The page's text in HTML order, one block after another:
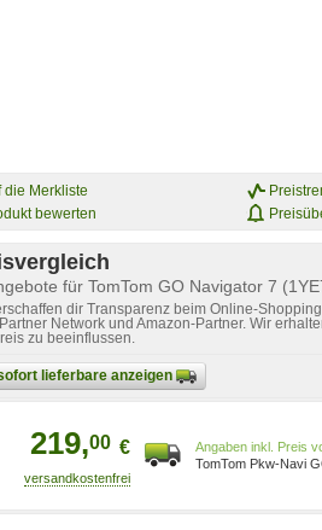
die Merkliste
bewerten
für TomTom GO Navigator 7
dir Transparenz beim Online-
Network und Amazon-Partner. Wir
zu beeinflussen.
lieferbare anzeigen
219,00 €
Preis
TomTom Pkw-Navi